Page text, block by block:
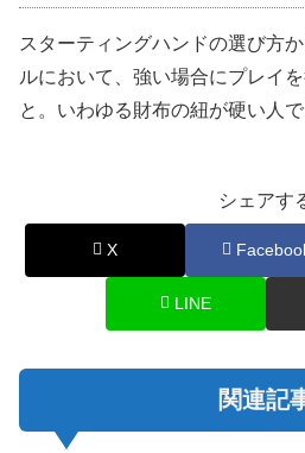
スターティングハンドの選び方
ルにおいて、強い場合にプレイ
と。いわゆる財布の紐が硬い人で
シェアす
X
LINE
関連記